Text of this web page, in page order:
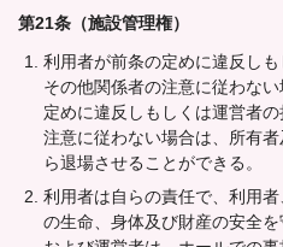
第21条（施設管理権）
利用者が前条の定めに違反し
その他関係者の注意に従わな
定めに違反しもしくは運営者
注意に従わない場合は、所有
ら退場させることができる。
利用者は自らの責任で、利用
の生命、身体及び財産の安全